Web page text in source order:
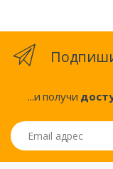
...и получи
Email адрес